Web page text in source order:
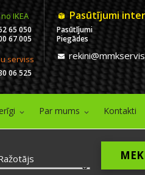
IKEA
65 050
67 005
serviss
06 525
Pasūtījumi
Pasūtījumi
Piegādes
Par mums Kontakti